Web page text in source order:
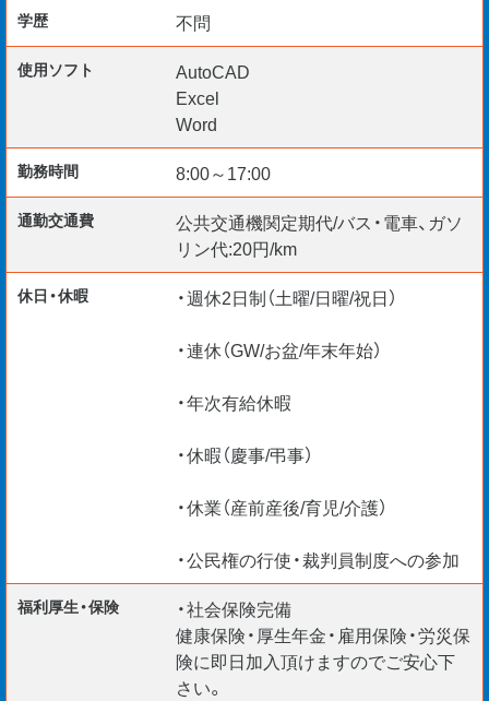
【勤務開始日】
・即日～2ヶ月以内
CADスキルは必須です。
ご応募お待ちしております。
給与仮払い制度アリ
リモート面談 随時実施中
学歴 不問
使用ソフト
AutoCAD
Excel
Word
勤務時間 8:00～17:00
通勤交通費
公共交通機関定期代/バス・電車、ガソ
リン代:20円/km
休日・休暇
・週休2日制（土曜/日曜/祝日）
・連休（GW/お盆/年末年始）
・年次有給休暇
・休暇（慶事/弔事）
・休業（産前産後/育児/介護）
・公民権の行使・裁判員制度への参加
福利厚生・保険
・社会保険完備
健康保険・厚生年金・雇用保険・労災保
険に即日加入頂けますのでご安心下
さい。